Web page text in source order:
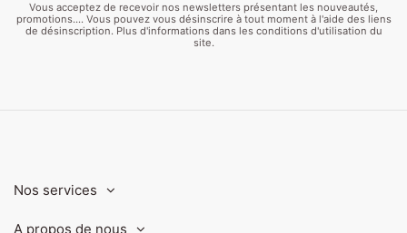
Vous acceptez de recevoir nos newsletters présentant les nouveautés,
promotions.... Vous pouvez vous désinscrire à tout moment à l'aide des liens
de désinscription. Plus d'informations dans les conditions d'utilisation du
site.
Nos services